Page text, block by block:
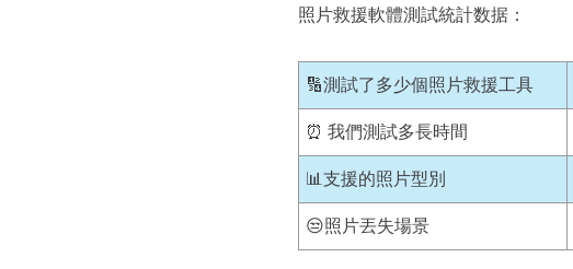
照片救援軟體測試統計数据：
🔢測試了多少個照片救援工具
⏰ 我們測試多長時間
📊支援的照片型別
😒照片丟失場景